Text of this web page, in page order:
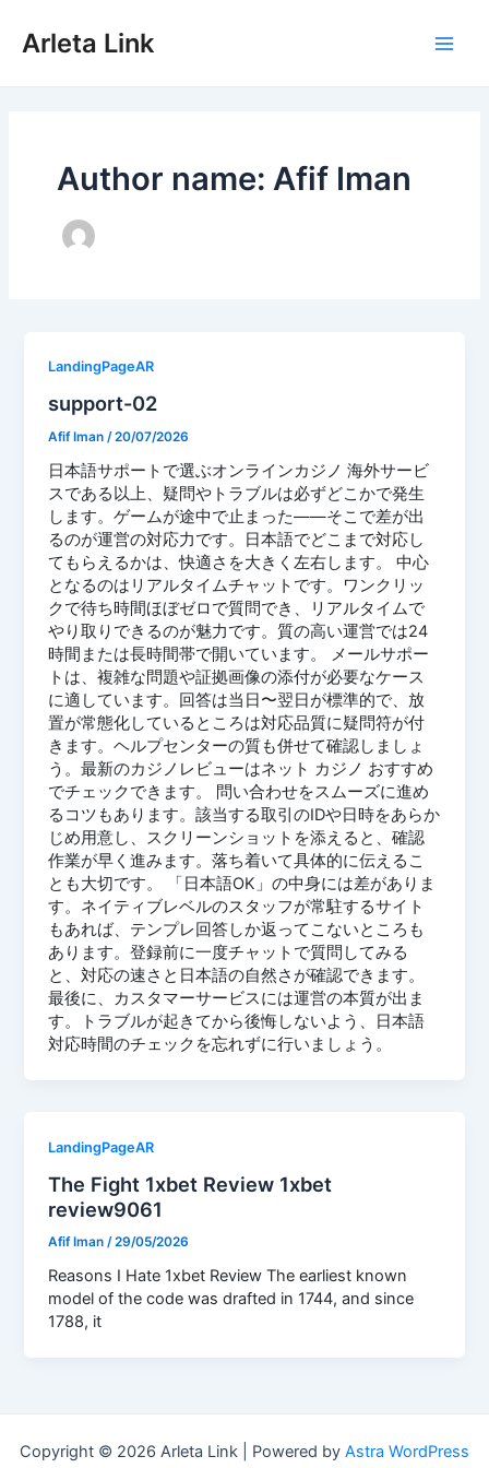
content
Arleta Link
Author name: Afif Iman
LandingPageAR
support-02
Afif Iman/20/07/2026
日本語サポートで選ぶオンラインカジノ 海外サービ
スである以上、疑問やトラブルは必ずどこかで発生
します。ゲームが途中で止まった——そこで差が出
るのが運営の対応力です。日本語でどこまで対応し
てもらえるかは、快適さを大きく左右します。 中心
となるのはリアルタイムチャットです。ワンクリッ
クで待ち時間ほぼゼロで質問でき、リアルタイムで
やり取りできるのが魅力です。質の高い運営では24
時間または長時間帯で開いています。 メールサポー
トは、複雑な問題や証拠画像の添付が必要なケース
に適しています。回答は当日〜翌日が標準的で、放
置が常態化しているところは対応品質に疑問符が付
きます。ヘルプセンターの質も併せて確認しましょ
う。最新のカジノレビューはネット カジノ おすすめ
でチェックできます。 問い合わせをスムーズに進め
るコツもあります。該当する取引のIDや日時をあらか
じめ用意し、スクリーンショットを添えると、確認
作業が早く進みます。落ち着いて具体的に伝えるこ
とも大切です。 「日本語OK」の中身には差がありま
す。ネイティブレベルのスタッフが常駐するサイト
もあれば、テンプレ回答しか返ってこないところも
あります。登録前に一度チャットで質問してみる
と、対応の速さと日本語の自然さが確認できます。
最後に、カスタマーサービスには運営の本質が出ま
す。トラブルが起きてから後悔しないよう、日本語
対応時間のチェックを忘れずに行いましょう。
LandingPageAR
The Fight 1xbet Review 1xbet
review9061
Afif Iman/29/05/2026
Reasons I Hate 1xbet Review The earliest known
model of the code was drafted in 1744, and since
1788, it
Copyright © 2026 Arleta Link | Powered by Astra WordPress